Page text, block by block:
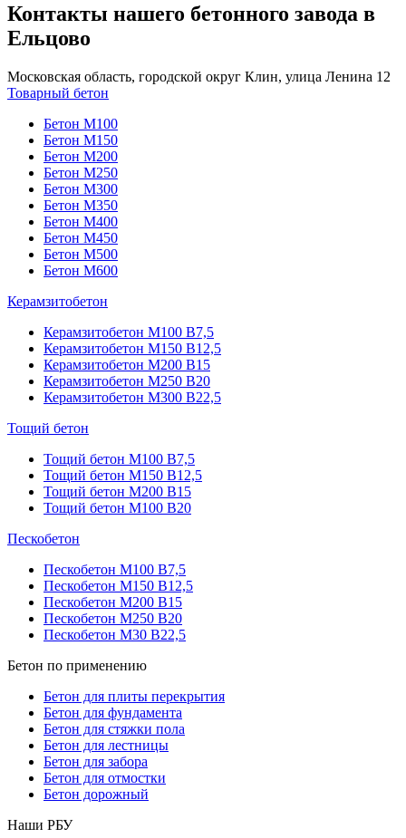
Контакты нашего бетонного завода в
Ельцово
Московская область, городской округ Клин, улица Ленина 12
Товарный бетон
Бетон М100
Бетон М150
Бетон М200
Бетон М250
Бетон М300
Бетон М350
Бетон М400
Бетон М450
Бетон М500
Бетон М600
Керамзитобетон
Керамзитобетон М100 В7,5
Керамзитобетон М150 В12,5
Керамзитобетон М200 В15
Керамзитобетон М250 В20
Керамзитобетон М300 В22,5
Тощий бетон
Тощий бетон М100 В7,5
Тощий бетон М150 В12,5
Тощий бетон М200 В15
Тощий бетон М100 В20
Пескобетон
Пескобетон М100 В7,5
Пескобетон М150 В12,5
Пескобетон М200 В15
Пескобетон М250 В20
Пескобетон М30 В22,5
Бетон по применению
Бетон для плиты перекрытия
Бетон для фундамента
Бетон для стяжки пола
Бетон для лестницы
Бетон для забора
Бетон для отмостки
Бетон дорожный
Наши РБУ